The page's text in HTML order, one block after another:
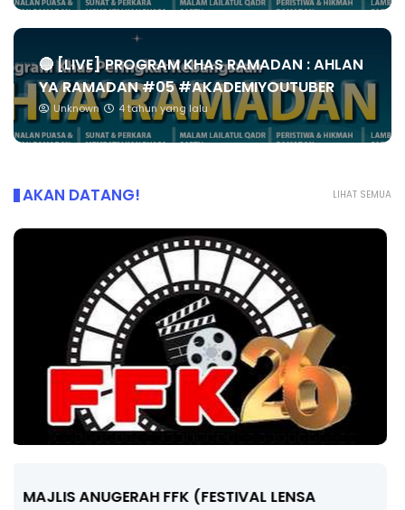
🔴 [LIVE] PROGRAM KHAS RAMADAN : AHLAN
YA RAMADAN #05 #AKADEMIYOUTUBER
Unknown 4 tahun yang lalu
LIHAT SEMUA
AKAN DATANG!